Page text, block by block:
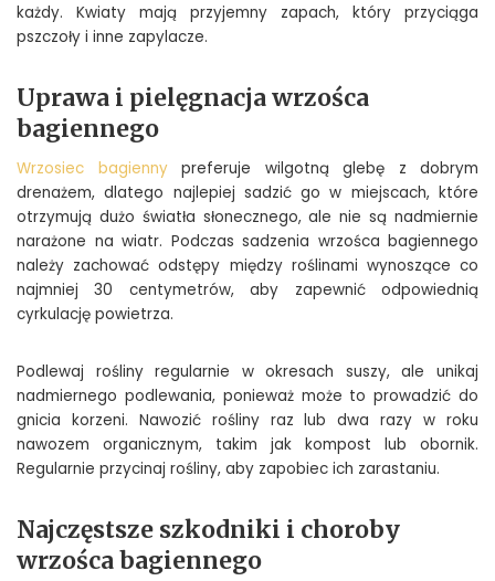
każdy. Kwiaty mają przyjemny zapach, który przyciąga
pszczoły i inne zapylacze.
Uprawa i pielęgnacja wrzośca
bagiennego
Wrzosiec bagiennypreferuje wilgotną glebę z dobrym
drenażem, dlatego najlepiej sadzić go w miejscach, które
otrzymują dużo światła słonecznego, ale nie są nadmiernie
narażone na wiatr. Podczas sadzenia wrzośca bagiennego
należy zachować odstępy między roślinami wynoszące co
najmniej 30 centymetrów, aby zapewnić odpowiednią
cyrkulację powietrza.
Podlewaj rośliny regularnie w okresach suszy, ale unikaj
nadmiernego podlewania, ponieważ może to prowadzić do
gnicia korzeni. Nawozić rośliny raz lub dwa razy w roku
nawozem organicznym, takim jak kompost lub obornik.
Regularnie przycinaj rośliny, aby zapobiec ich zarastaniu.
Najczęstsze szkodniki i choroby
wrzośca bagiennego